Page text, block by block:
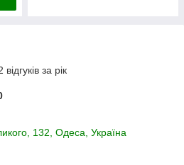
за рік
132, Одеса, Україна